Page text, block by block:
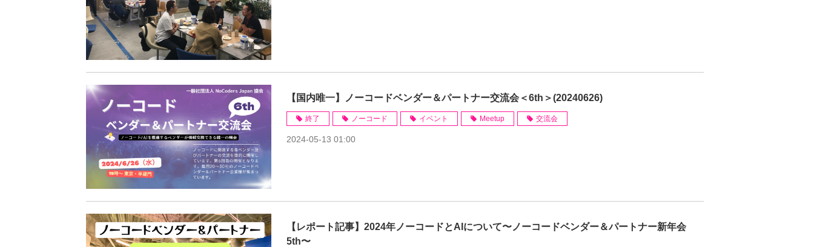
【国内唯一】ノーコードベンダー＆パートナー交流会＜6th＞(20240626)
終了 ノーコード イベント Meetup 交流会
2024-05-13 01:00
【レポート記事】2024年ノーコードとAIについて〜ノーコードベンダー＆パートナー新年会
5th〜